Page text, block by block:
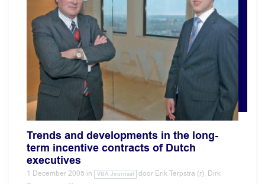
Trends and developments in the long-
term incentive contracts of Dutch
executives
1 December 2005 in VBA Journaal door Erik Terpstra (r), Dirk